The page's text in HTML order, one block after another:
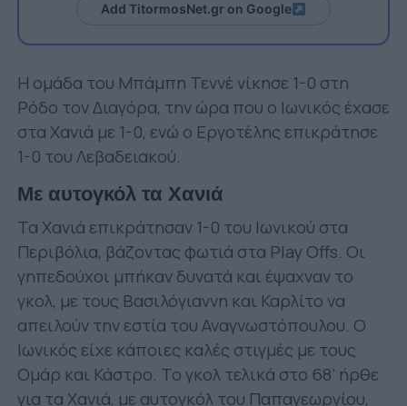
Add TitormosNet.gr on Google
Η ομάδα του Μπάμπη Τεννέ νίκησε 1-0 στη
Ρόδο τον Διαγόρα, την ώρα που ο Ιωνικός έχασε
στα Χανιά με 1-0, ενώ ο Εργοτέλης επικράτησε
1-0 του Λεβαδειακού.
Με αυτογκόλ τα Χανιά
Τα Χανιά επικράτησαν 1-0 του Ιωνικού στα
Περιβόλια, βάζοντας φωτιά στα Play Offs. Οι
γηπεδούχοι μπήκαν δυνατά και έψαχναν το
γκολ, με τους Βασιλόγιαννη και Καρλίτο να
απειλούν την εστία του Αναγνωστόπουλου. Ο
Ιωνικός είχε κάποιες καλές στιγμές με τους
Ομάρ και Κάστρο. Το γκολ τελικά στο 68’ ήρθε
για τα Χανιά, με αυτογκόλ του Παπαγεωργίου,